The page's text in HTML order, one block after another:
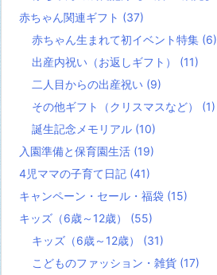
赤ちゃん関連ギフト (37)
赤ちゃん生まれて初イベント特集 (6)
出産内祝い（お返しギフト） (11)
二人目からの出産祝い (9)
その他ギフト（クリスマスなど） (1)
誕生記念メモリアル (10)
入園準備と保育園生活 (19)
4児ママの子育て日記 (41)
キャンペーン・セール・福袋 (15)
キッズ（6歳～12歳） (55)
キッズ（6歳～12歳） (31)
こどものファッション・雑貨 (17)